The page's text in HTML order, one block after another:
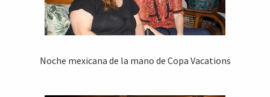
Noche mexicana de la mano de Copa Vacations